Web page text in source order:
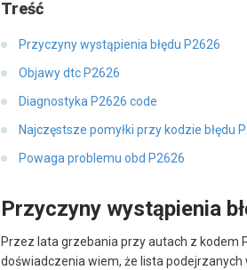
Treść
Przyczyny wystąpienia błędu P2626
Objawy dtc P2626
Diagnostyka P2626 code
Najczęstsze pomyłki przy kodzie błędu
Powaga problemu obd P2626
Przyczyny wystąpienia
Przez lata grzebania przy autach z kodem
doświadczenia wiem, że lista podejrzanych